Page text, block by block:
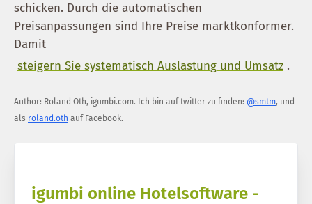
schicken. Durch die automatischen
Preisanpassungen sind Ihre Preise marktkonformer.
Damit
steigern Sie systematisch Auslastung und Umsatz .
Author: Roland Oth, igumbi.com. Ich bin auf twitter zu finden: @smtm, und
als roland.oth auf Facebook.
igumbi online Hotelsoftware -